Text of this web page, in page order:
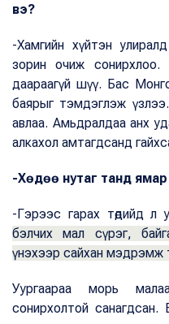
вэ?
-Хамгийн хүйтэн
зорин очиж сонирхлоо.
даараагүй шүү. Бас
баярыг тэмдэглэж
авлаа. Амьдралдаа анх
алкахол амтагдсанд
-Хөдөө нутаг танд
-Гэрээс гарах төдийд л
бэлчих мал сүрэг,
үнэхээр сайхан мэдрэмж
Уургаараа морь
сонирхолтой